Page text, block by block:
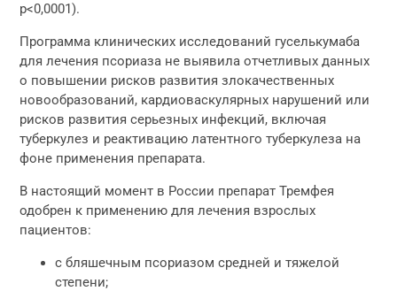
p<0,0001).
Программа клинических исследований гуселькумаба
для лечения псориаза не выявила отчетливых данных
о повышении рисков развития злокачественных
новообразований, кардиоваскулярных нарушений или
рисков развития серьезных инфекций, включая
туберкулез и реактивацию латентного туберкулеза на
фоне применения препарата.
В настоящий момент в России препарат Тремфея
одобрен к применению для лечения взрослых
пациентов:
с бляшечным псориазом средней и тяжелой
степени;